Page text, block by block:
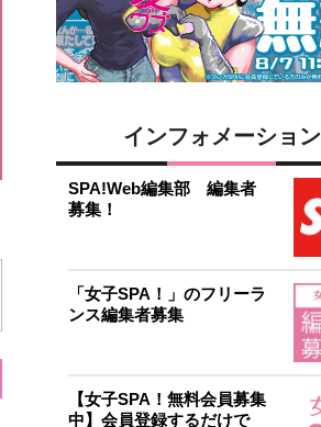
インフォメーション
SPA!Web編集部 編集者
募集！
「女子SPA！」のフリーラ
ンス編集者募集
【女子SPA！無料会員募集
中】会員登録するだけで